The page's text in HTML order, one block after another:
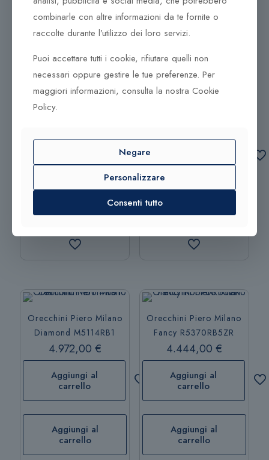
Orecchini Piero Milano
Cocktail R5151RB5V2
carrello
carrello
Orecchini Piero Milano
carrello
carrello
Orecchini Piero Milano
Diamond M5114RB1
4.972,00 €
Aggiungi al
carrello
Aggiungi al
carrello
Orecchini Piero Milano
Fancy R5370RB5ZR
4.444,00 €
Aggiungi al
carrello
Aggiungi al
carrello
combinarle con altre informazioni da te fornite o
raccolte durante l’utilizzo dei loro servizi.
Puoi accettare tutti i cookie, rifiutare quelli non
necessari oppure gestire le tue preferenze. Per
maggiori informazioni, consulta la nostra Cookie
Policy.
Negare
Personalizzare
Consenti tutto